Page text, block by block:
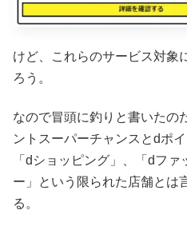
けど、これらのサービス対象
ろう。
なので冒頭に釣りと書いたの
ントスーパーチャンスとdポ
「dショッピング」、「dフ
ー」という限られた店舗とは
る。